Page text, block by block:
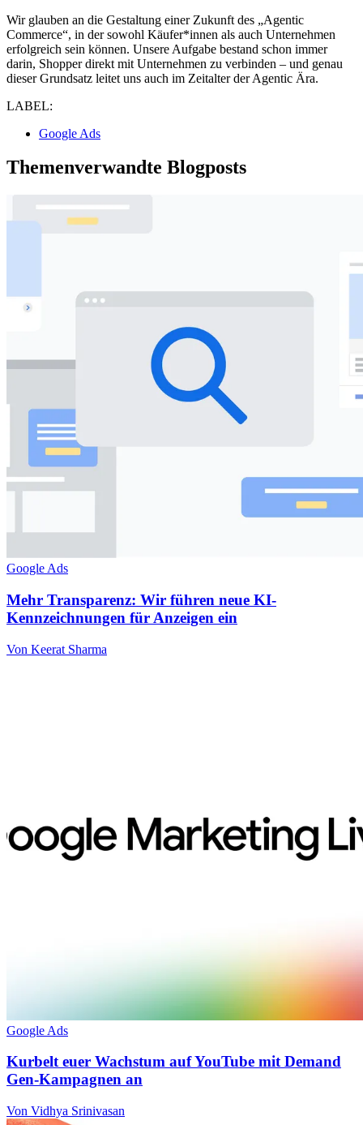
Wir glauben an die Gestaltung einer Zukunft des „Agentic
Commerce“, in der sowohl Käufer*innen als auch Unternehmen
erfolgreich sein können. Unsere Aufgabe bestand schon immer
darin, Shopper direkt mit Unternehmen zu verbinden – und genau
dieser Grundsatz leitet uns auch im Zeitalter der Agentic Ära.
LABEL:
Google Ads
Themenverwandte Blogposts
Google Ads
Mehr Transparenz: Wir führen neue KI-
Kennzeichnungen für Anzeigen ein
Von Keerat Sharma
Google Ads
Kurbelt euer Wachstum auf YouTube mit Demand
Gen-Kampagnen an
Von Vidhya Srinivasan